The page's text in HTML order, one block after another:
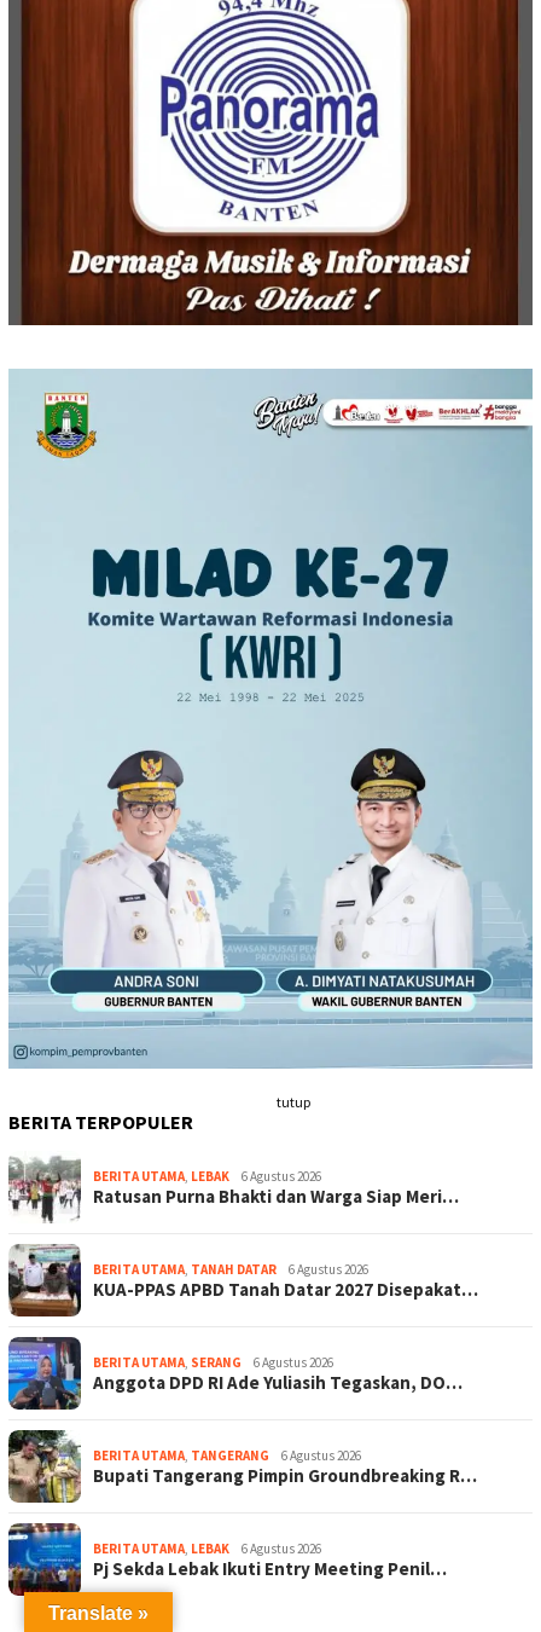
BERITA TERPOPULER
BERITA UTAMA LEBAK 6 Agustus 2026
Ratusan Purna Bhakti dan Warga Siap Meri…
BERITA UTAMA TANAH DATAR 6 Agustus 2026
KUA-PPAS APBD Tanah Datar 2027 Disepakat…
BERITA UTAMA SERANG 6 Agustus 2026
Anggota DPD RI Ade Yuliasih Tegaskan, DO…
BERITA UTAMA TANGERANG 6 Agustus 2026
Bupati Tangerang Pimpin Groundbreaking R…
BERITA UTAMA LEBAK 6 Agustus 2026
Pj Sekda Lebak Ikuti Entry Meeting Penil…
tutup
Translate »